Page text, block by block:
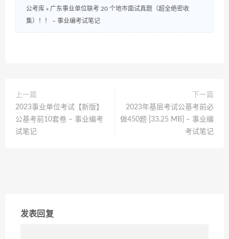
公考库 » 广东事业单位联考 20 个地市面试真题（超全绝密收
集）！！ – 事业编考试笔记
上一篇
2023事业单位考试【新版】
公基考前10套卷 – 事业编考
试笔记
下一篇
2023年基层考试公基考前必
做450题 [33.25 MB] – 事业编
考试笔记
发表回复